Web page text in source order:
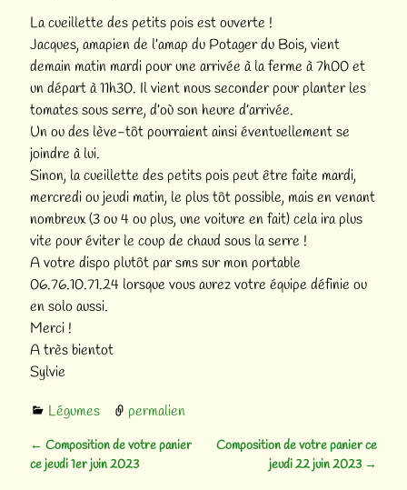
La cueillette des petits pois est ouverte !
Jacques, amapien de l’amap du Potager du Bois, vient
demain matin mardi pour une arrivée à la ferme à 7h00 et
un départ à 11h30. Il vient nous seconder pour planter les
tomates sous serre, d’où son heure d’arrivée.
Un ou des lève-tôt pourraient ainsi éventuellement se
joindre à lui.
Sinon, la cueillette des petits pois peut être faite mardi,
mercredi ou jeudi matin, le plus tôt possible, mais en venant
nombreux (3 ou 4 ou plus, une voiture en fait) cela ira plus
vite pour éviter le coup de chaud sous la serre !
A votre dispo plutôt par sms sur mon portable
06.76.10.71.24 lorsque vous aurez votre équipe définie ou
en solo aussi.
Merci !
A très bientot
Sylvie
Légumes permalien
Navigation des articles
← Composition de votre panier
ce jeudi 1er juin 2023
Composition de votre panier ce
jeudi 22 juin 2023 →